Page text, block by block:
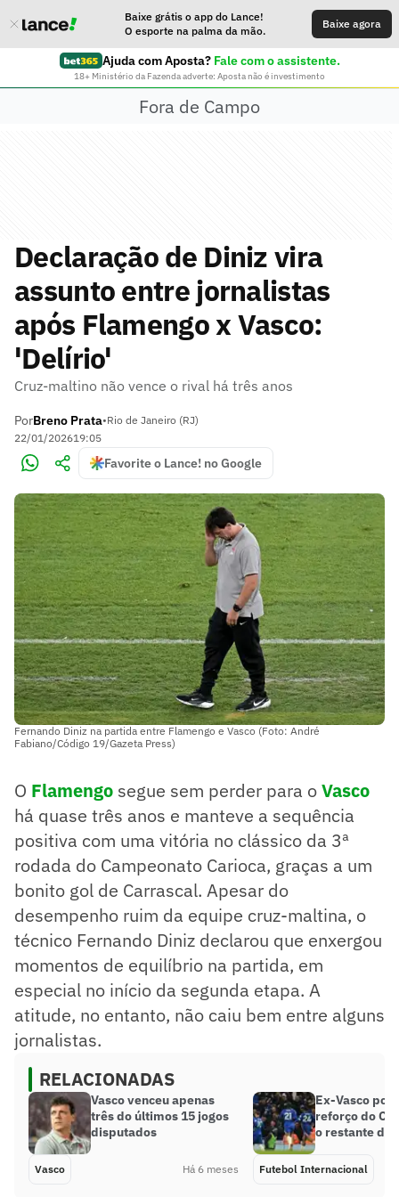
Baixe grátis o app do Lance!
O esporte na palma da mão.
Baixe agora
Ajuda com Aposta? Fale com o assistente.
18+ Ministério da Fazenda adverte: Aposta não é investimento
Fora de Campo
Declaração de Diniz vira
assunto entre jornalistas
após Flamengo x Vasco:
'Delírio'
Cruz-maltino não vence o rival há três anos
PorBreno Prata•Rio de Janeiro (RJ)
22/01/202619:05
Favorite o Lance! no Google
Fernando Diniz na partida entre Flamengo e Vasco (Foto: André
Fabiano/Código 19/Gazeta Press)
O Flamengo segue sem perder para oVasco
há quase três anos e manteve a sequência
positiva com uma vitória no clássico da 3ª
rodada do Campeonato Carioca, graças a um
bonito gol de Carrascal. Apesar do
desempenho ruim da equipe cruz-maltina, o
técnico Fernando Diniz declarou que enxergou
momentos de equilíbrio na partida, em
especial no início da segunda etapa. A
atitude, no entanto, não caiu bem entre alguns
jornalistas.
RELACIONADAS
Vasco venceu apenas
três do últimos 15 jogos
disputados
Vasco Há 6 meses
Ex-Vasco
reforço do
o restante da
Futebol Internacional